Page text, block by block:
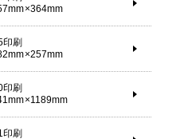
印刷
印刷
印刷